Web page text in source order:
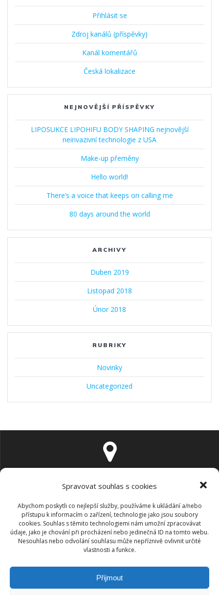
Spravovat souhlas s cookies
Abychom poskytli co nejlepší služby, používáme k ukládání a/nebo
přístupu k informacím o zařízení, technologie jako jsou soubory
cookies. Souhlas s těmito technologiemi nám umožní zpracovávat
údaje, jako je chování při procházení nebo jedinečná ID na tomto webu.
Nesouhlas nebo odvolání souhlasu může nepříznivě ovlivnit určité
vlastnosti a funkce.
Přijmout
Přihlásit se
Zdroj kanálů (příspěvky)
Kanál komentářů
Česká lokalizace
NEJNOVĚJŠÍ PŘÍSPĚVKY
LIPOSUKCE LIPOHIFU BODY SHAPING nejnovější
neinvazivní technologie z USA
Make-up přeměny
Hello world!
There’s a voice that keeps on calling me
80 days around the world
ARCHIVY
Duben 2019
Listopad 2018
Únor 2018
RUBRIKY
Novinky
Uncategorized
michaela.kilmurray@gmail.com